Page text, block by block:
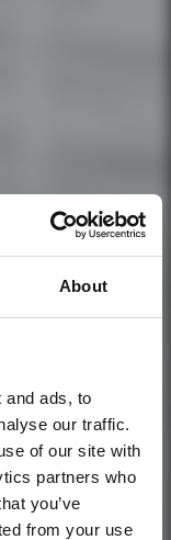
About
and ads, to
our traffic.
of our site with
partners who
you’ve
from your use